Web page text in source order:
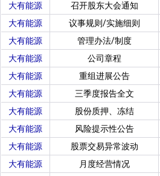
大有能源
召开股东大会通知
大有能源
议事规则/实施细则
大有能源
管理办法/制度
大有能源
公司章程
大有能源
重组进展公告
大有能源
三季度报告全文
大有能源
股份质押、冻结
大有能源
风险提示性公告
大有能源
股票交易异常波动
大有能源
月度经营情况